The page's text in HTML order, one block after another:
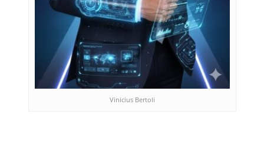
Vinicius Bertoli